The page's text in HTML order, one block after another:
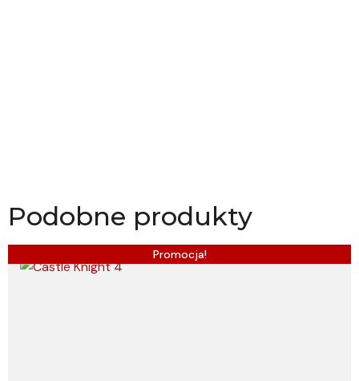
Podobne produkty
Promocja!